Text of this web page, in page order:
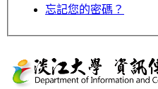
忘記您的密碼？